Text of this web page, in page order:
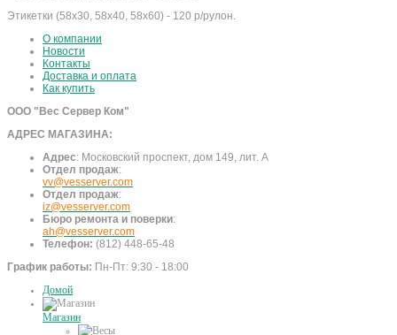
Этикетки (58х30, 58х40, 58х60) - 120 р/рулон.
О компании
Новости
Контакты
Доставка и оплата
Как купить
ООО "Вес Сервер Ком"
АДРЕС МАГАЗИНА:
Адрес: Московский проспект, дом 149, лит. А
Отдел продаж:
vv@vesserver.com
Отдел продаж:
iz@vesserver.com
Бюро ремонта и поверки:
ah@vesserver.com
Телефон: (812) 448-65-48
График работы: Пн-Пт: 9:30 - 18:00
Домой
Магазин